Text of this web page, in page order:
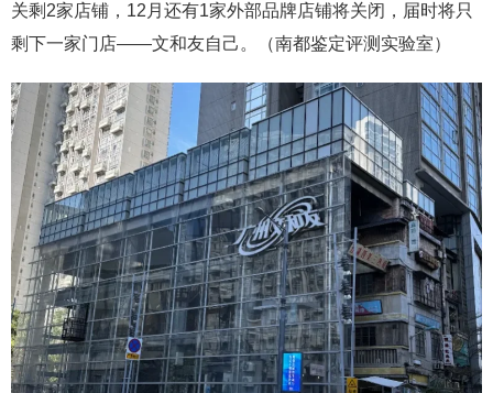
关剩2家店铺，12月还有1家外部品牌店铺将关闭，届时将只
剩下一家门店——文和友自己。（南都鉴定评测实验室）